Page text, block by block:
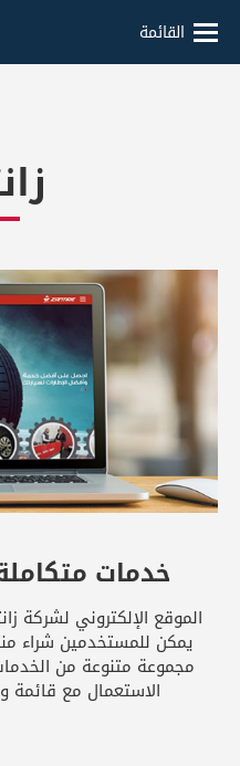
القائمة
خدمات
الموقع الإلكتروني لشركة
يمكن للمستخدمين شراء
مجموعة متنوعة من
الاستعمال مع